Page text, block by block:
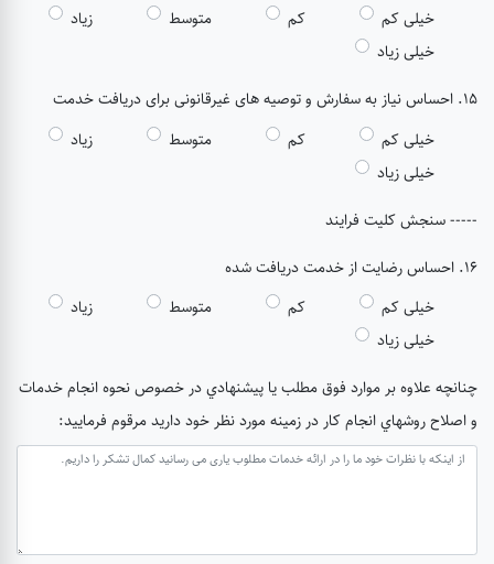
خیلی کم
کم متوسط
زیاد
خیلی زیاد
15. احساس نیاز به سفارش و توصیه های غیرقانونی برای دریافت خدمت
خیلی کم
کم متوسط
زیاد
خیلی زیاد
----- سنجش کلیت فرایند
16. احساس رضایت از خدمت دریافت شده
خیلی کم
کم متوسط
زیاد
خیلی زیاد
چنانچه علاوه بر موارد فوق مطلب يا پيشنهادي در خصوص نحوه انجام خدمات
و اصلاح روشهاي انجام كار در زمينه مورد نظر خود داريد مرقوم فرماييد: